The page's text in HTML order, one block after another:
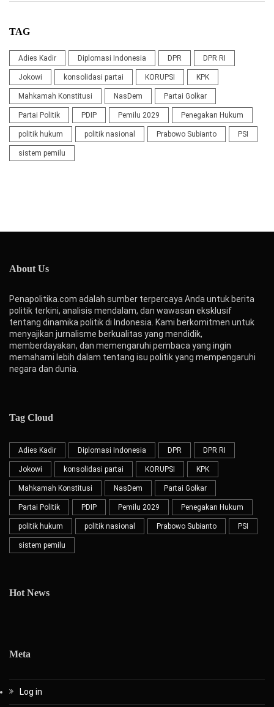
TAG
Adies Kadir Diplomasi Indonesia DPR DPR RI
Jokowi konsolidasi partai KORUPSI KPK
Mahkamah Konstitusi NasDem Partai Golkar
Partai Politik PDIP Pemilu 2029 Penegakan Hukum
politik hukum politik nasional Prabowo Subianto PSI
sistem pemilu
About Us
Penapolitika.com adalah sumber terpercaya Anda untuk berita
politik terkini, analisis mendalam, dan wawasan eksklusif
tentang dinamika politik di Indonesia. Kami berkomitmen untuk
menyajikan jurnalisme berkualitas yang mendidik,
memberdayakan, dan memengaruhi pembaca yang ingin
memahami lebih dalam tentang isu politik yang mempengaruhi
negara dan dunia.
Tag Cloud
Adies Kadir Diplomasi Indonesia DPR DPR RI
Jokowi konsolidasi partai KORUPSI KPK
Mahkamah Konstitusi NasDem Partai Golkar
Partai Politik PDIP Pemilu 2029 Penegakan Hukum
politik hukum politik nasional Prabowo Subianto PSI
sistem pemilu
Hot News
Meta
Log in